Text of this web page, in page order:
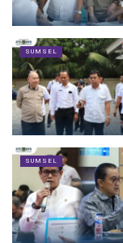
SUMSEL
SUMSEL